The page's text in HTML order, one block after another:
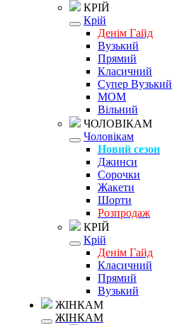
КРІЙ
Крій
Денім Гайд
Вузький
Прямий
Класичний
Супер Вузький
MOM
Вільний
ЧОЛОВІКАМ
Чоловікам
Новий сезон
Джинси
Сорочки
Жакети
Шорти
Розпродаж
КРІЙ
Крій
Денім Гайд
Класичний
Прямий
Вузький
ЖІНКАМ
ЖІНКАМ